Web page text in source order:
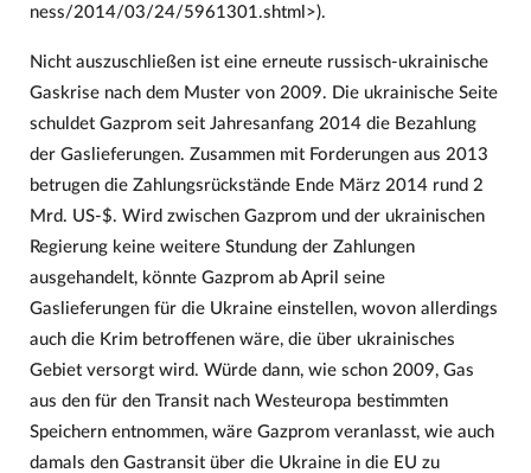
ness/2014/03/24/5961301.shtml>).
Nicht auszuschließen ist eine erneute russisch-ukrainische
Gaskrise nach dem Muster von 2009. Die ukrainische Seite
schuldet Gazprom seit Jahresanfang 2014 die Bezahlung
der Gaslieferungen. Zusammen mit Forderungen aus 2013
betrugen die Zahlungsrückstände Ende März 2014 rund 2
Mrd. US-$. Wird zwischen Gazprom und der ukrainischen
Regierung keine weitere Stundung der Zahlungen
ausgehandelt, könnte Gazprom ab April seine
Gaslieferungen für die Ukraine einstellen, wovon allerdings
auch die Krim betroffenen wäre, die über ukrainisches
Gebiet versorgt wird. Würde dann, wie schon 2009, Gas
aus den für den Transit nach Westeuropa bestimmten
Speichern entnommen, wäre Gazprom veranlasst, wie auch
damals den Gastransit über die Ukraine in die EU zu